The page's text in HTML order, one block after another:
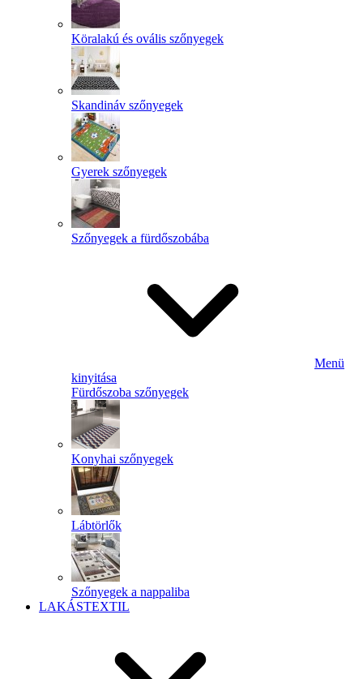
Köralakú és ovális szőnyegek
Skandináv szőnyegek
Gyerek szőnyegek
Szőnyegek a fürdőszobába
Menü
kinyitása
Fürdőszoba szőnyegek
Konyhai szőnyegek
Lábtörlők
Szőnyegek a nappaliba
LAKÁSTEXTIL